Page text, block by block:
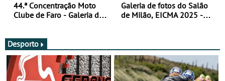
44.ª Concentração Moto
Clube de Faro - Galeria de
Galeria de fotos do Salão
de Milão, EICMA 2025 -
Desporto